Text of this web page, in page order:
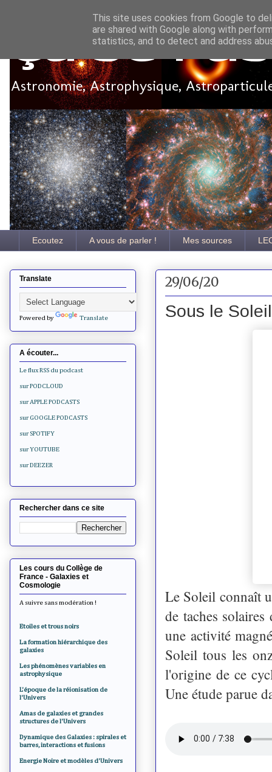
Ça se
Astronomie, Astrophysique,
Ecoutez A vous de parler ! Mes sources
29/06/20
Sous le
Le Soleil connaît
de taches
une activité
Soleil tous les
l'origine de ce
Une étude parue
Translate
Powered by Translate
A écouter...
Le flux RSS du podcast
sur PODCLOUD
sur APPLE PODCASTS
sur GOOGLE PODCASTS
sur SPOTIFY
sur YOUTUBE
sur DEEZER
Rechercher dans ce site
Les cours du Collège de
France - Galaxies et
Cosmologie
A suivre sans modération !
Etoiles et trous noirs
La formation hiérarchique des
galaxies
Les phénomènes variables en
astrophysique
L'époque de la réionisation de
l'Univers
Amas de galaxies et grandes
structures de l'Univers
Dynamique des Galaxies : spirales et
barres, interactions et fusions
Energie Noire et modèles d'Univers
This site uses cookies from Google to
are shared with Google along with
statistics, and to detect and address